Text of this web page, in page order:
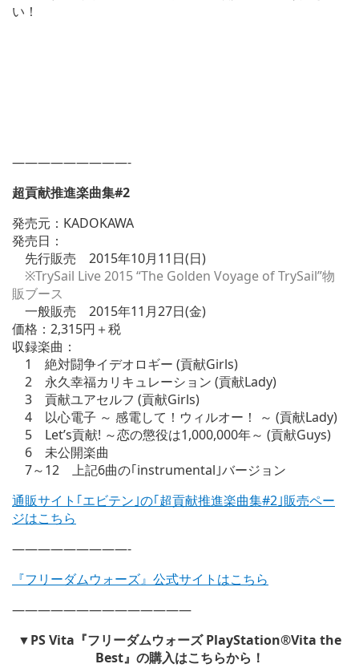
い！
—————————-
超貢献推進楽曲集#2
発売元：KADOKAWA
発売日：
先行販売 2015年10月11日(日)
※TrySail Live 2015 “The Golden Voyage of TrySail”物
販ブース
一般販売 2015年11月27日(金)
価格：2,315円＋税
収録楽曲：
1 絶対闘争イデオロギー (貢献Girls)
2 永久幸福カリキュレーション (貢献Lady)
3 貢献ユアセルフ (貢献Girls)
4 以心電子 ～ 感電して！ウィルオー！ ～ (貢献Lady)
5 Let’s貢献! ～恋の懲役は1,000,000年～ (貢献Guys)
6 未公開楽曲
7～12 上記6曲の｢instrumental｣バージョン
通販サイト｢エビテン｣の｢超貢献推進楽曲集#2｣販売ペー
ジはこちら
—————————-
『フリーダムウォーズ』公式サイトはこちら
——————————————
▼PS Vita『フリーダムウォーズ PlayStation®Vita the
Best』の購入はこちらから！